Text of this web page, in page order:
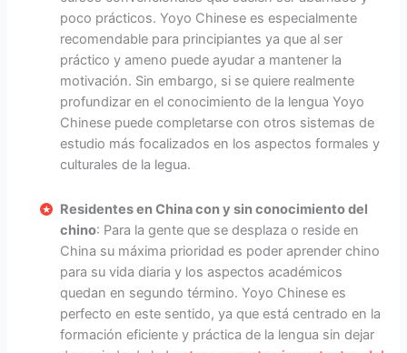
poco prácticos. Yoyo Chinese es especialmente
recomendable para principiantes ya que al ser
práctico y ameno puede ayudar a mantener la
motivación. Sin embargo, si se quiere realmente
profundizar en el conocimiento de la lengua Yoyo
Chinese puede completarse con otros sistemas de
estudio más focalizados en los aspectos formales y
culturales de la legua.
Residentes en China con y sin conocimiento del
chino: Para la gente que se desplaza o reside en
China su máxima prioridad es poder aprender chino
para su vida diaria y los aspectos académicos
quedan en segundo término. Yoyo Chinese es
perfecto en este sentido, ya que está centrado en la
formación eficiente y práctica de la lengua sin dejar